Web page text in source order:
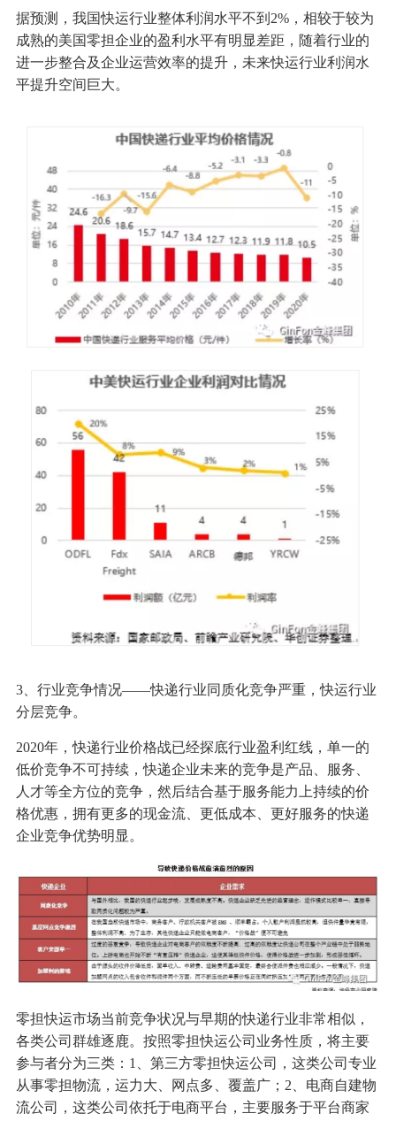
据预测，我国快运行业整体利润水平不到2%，相较于较为
成熟的美国零担企业的盈利水平有明显差距，随着行业的
进一步整合及企业运营效率的提升，未来快运行业利润水
平提升空间巨大。
3、行业竞争情况——快递行业同质化竞争严重，快运行业
分层竞争。
2020年，快递行业价格战已经探底行业盈利红线，单一的
低价竞争不可持续，快递企业未来的竞争是产品、服务、
人才等全方位的竞争，然后结合基于服务能力上持续的价
格优惠，拥有更多的现金流、更低成本、更好服务的快递
企业竞争优势明显。
零担快运市场当前竞争状况与早期的快递行业非常相似，
各类公司群雄逐鹿。按照零担快运公司业务性质，将主要
参与者分为三类：1、第三方零担快运公司，这类公司专业
从事零担物流，运力大、网点多、覆盖广；2、电商自建物
流公司，这类公司依托于电商平台，主要服务于平台商家